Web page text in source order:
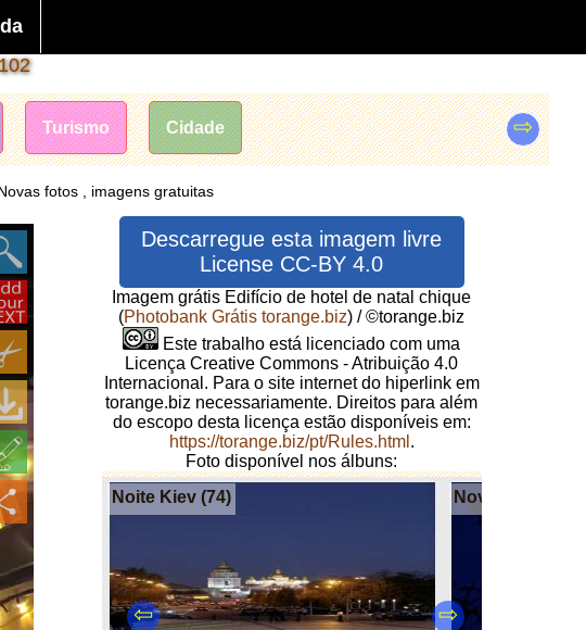
Turismo Cidade ⇨
fotos , imagens gratuitas
Descarregue esta imagem livre
License CC-BY 4.0
Imagem grátis Edifício de hotel de natal chique
(Photobank Grátis torange.biz) / ©torange.biz
Este trabalho está licenciado com uma
Licença Creative Commons - Atribuição 4.0
Internacional. Para o site internet do hiperlink em
torange.biz necessariamente. Direitos para além
do escopo desta licença estão disponíveis em:
https://torange.biz/pt/Rules.html .
Foto disponível nos álbuns:
Noite Kiev (74)
Novas fotos
⇦ ⇨